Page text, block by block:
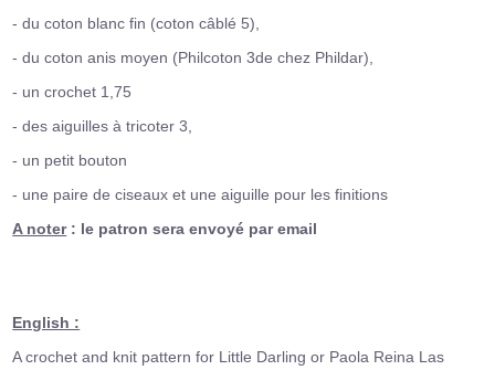
- du coton blanc fin (coton câblé 5),
- du coton anis moyen (Philcoton 3de chez Phildar),
- un crochet 1,75
- des aiguilles à tricoter 3,
- un petit bouton
- une paire de ciseaux et une aiguille pour les finitions
A noter: le patron sera envoyé par email
English :
A crochet and knit pattern for Little Darling or Paola Reina Las